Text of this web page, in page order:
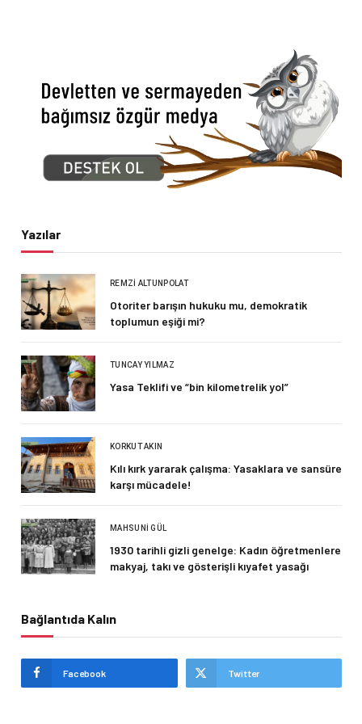
Yazılar
REMZI ALTUNPOLAT
Otoriter barışın hukuku mu, demokratik
toplumun eşiği mi?
TUNCAY YILMAZ
Yasa Teklifi ve “bin kilometrelik yol”
KORKUT AKIN
Kılı kırk yararak çalışma: Yasaklara ve sansüre
karşı mücadele!
MAHSUNI GÜL
1930 tarihli gizli genelge: Kadın öğretmenlere
makyaj, takı ve gösterişli kıyafet yasağı
Bağlantıda Kalın
Facebook Twitter